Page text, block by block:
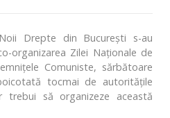
Drepte din București s-au
organizarea Zilei Naționale de
Comuniste, sărbătoare
tocmai de autorităţile
să organizeze această